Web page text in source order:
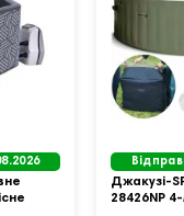
Джакузі-
28426NP